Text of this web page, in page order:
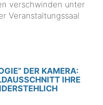
verschwinden unter
Veranstaltungssaal
DER KAMERA:
IHRE